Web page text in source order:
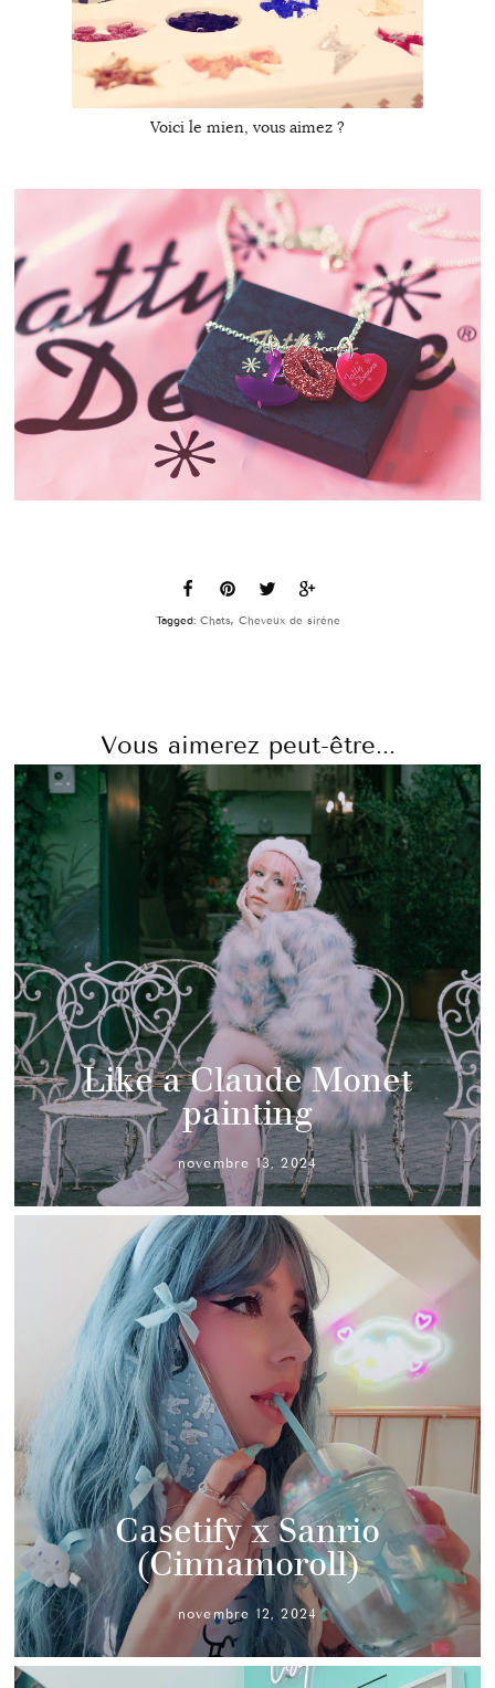
Voici le mien, vous aimez ?
Tagged: Chats, Cheveux de sirène
Vous aimerez peut-être...
Like a Claude Monet
painting
novembre 13, 2024
Casetify x Sanrio
(Cinnamoroll)
novembre 12, 2024